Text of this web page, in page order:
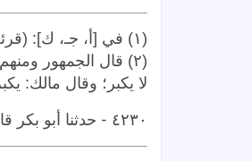
(١) في [أ، جـ، ك]: (قرئت)
(٢) قال الجمهور
لا يكبر؛ وقال مالك:
٤٢٣٠ - حدثنا أبو بكر قال حدثنا (١)